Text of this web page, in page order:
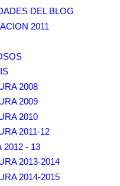
DEL BLOG
2011
2008
2009
2010
2011-12
2012 - 13
2013-2014
2014-2015